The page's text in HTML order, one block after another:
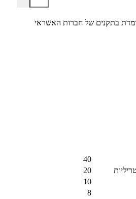
בתקנים של חברות האשראי
40
20
10
8